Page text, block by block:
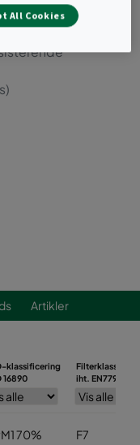
Artikler
klassificering
16890
Filterklasse
iht. EN779
70% F7
All Cookies